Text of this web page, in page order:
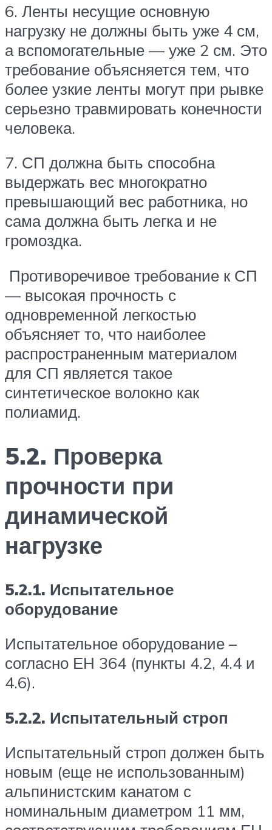
6. Ленты несущие основную
нагрузку не должны быть уже 4 см,
а вспомогательные — уже 2 см. Это
требование объясняется тем, что
более узкие ленты могут при рывке
серьезно травмировать конечности
человека.
7. СП должна быть способна
выдержать вес многократно
превышающий вес работника, но
сама должна быть легка и не
громоздка.
Противоречивое требование к СП
— высокая прочность с
одновременной легкостью
объясняет то, что наиболее
распространенным материалом
для СП является такое
синтетическое волокно как
полиамид.
5.2. Проверка
прочности при
динамической
нагрузке
5.2.1. Испытательное
оборудование
Испытательное оборудование –
согласно ЕН 364 (пункты 4.2, 4.4 и
4.6).
5.2.2. Испытательный строп
Испытательный строп должен быть
новым (еще не использованным)
альпинистским канатом с
номинальным диаметром 11 мм,